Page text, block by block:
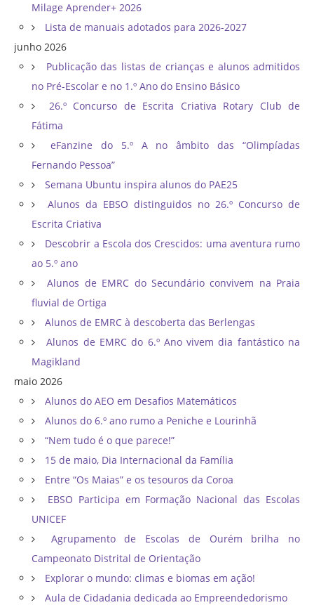
Milage Aprender+ 2026
Lista de manuais adotados para 2026-2027
junho 2026
Publicação das listas de crianças e alunos admitidos
no Pré-Escolar e no 1.º Ano do Ensino Básico
26.º Concurso de Escrita Criativa Rotary Club de
Fátima
eFanzine do 5.º A no âmbito das “Olimpíadas
Fernando Pessoa”
Semana Ubuntu inspira alunos do PAE25
Alunos da EBSO distinguidos no 26.º Concurso de
Escrita Criativa
Descobrir a Escola dos Crescidos: uma aventura rumo
ao 5.º ano
Alunos de EMRC do Secundário convivem na Praia
fluvial de Ortiga
Alunos de EMRC à descoberta das Berlengas
Alunos de EMRC do 6.º Ano vivem dia fantástico na
Magikland
maio 2026
Alunos do AEO em Desafios Matemáticos
Alunos do 6.º ano rumo a Peniche e Lourinhã
“Nem tudo é o que parece!”
15 de maio, Dia Internacional da Família
Entre “Os Maias” e os tesouros da Coroa
EBSO Participa em Formação Nacional das Escolas
UNICEF
Agrupamento de Escolas de Ourém brilha no
Campeonato Distrital de Orientação ​
Explorar o mundo: climas e biomas em ação!
Aula de Cidadania dedicada ao Empreendedorismo